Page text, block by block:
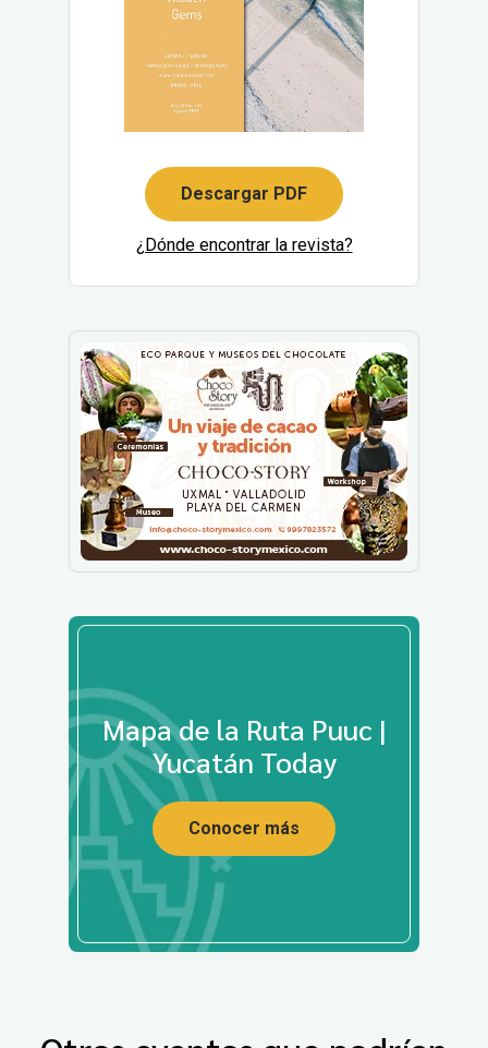
Descargar PDF
¿Dónde encontrar la revista?
Mapa de la Ruta Puuc |
Yucatán Today
Conocer más